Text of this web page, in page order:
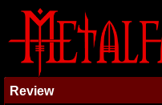
Review